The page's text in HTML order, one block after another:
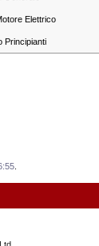
Elettrico
Principianti